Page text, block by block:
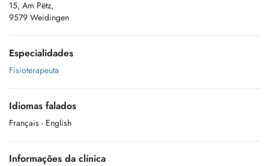
15, Am Pëtz,
9579 Weidingen
Especialidades
Fisioterapeuta
Idiomas falados
Français - English
Informações da clínica